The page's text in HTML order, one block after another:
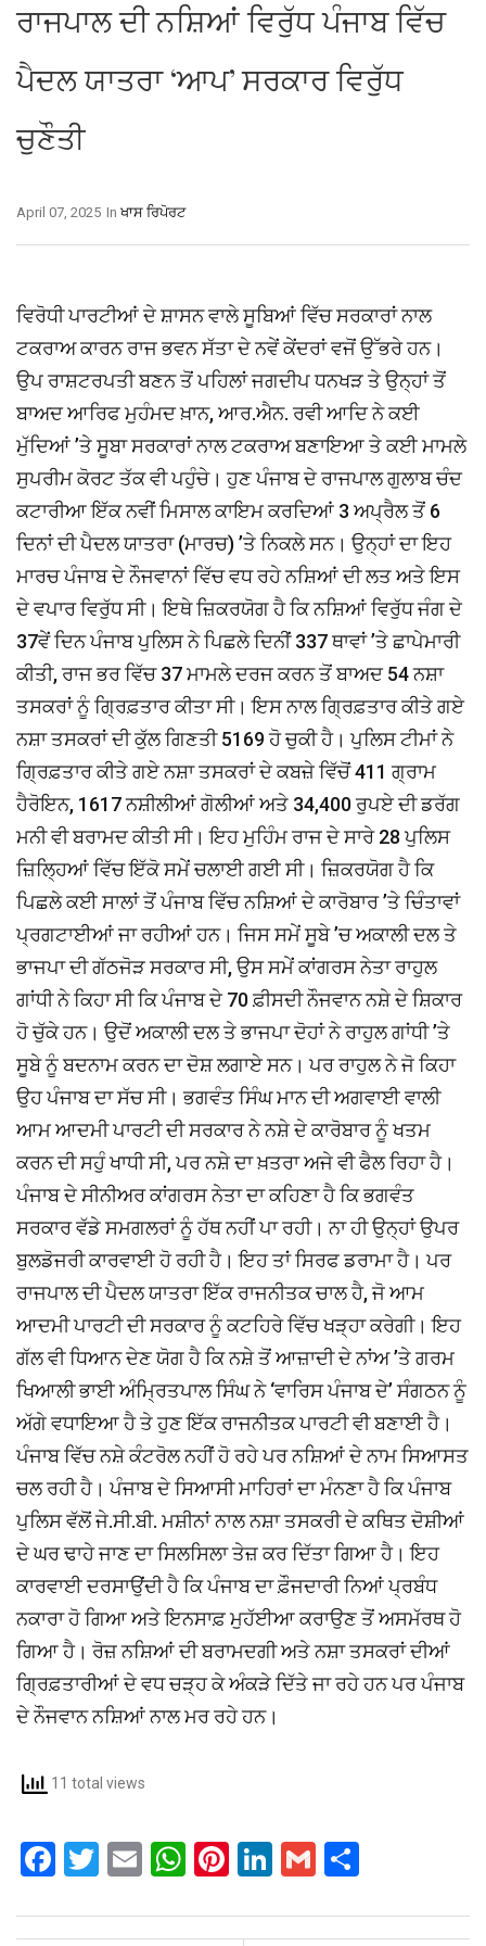
ਰਾਜਪਾਲ ਦੀ ਨਸ਼ਿਆਂ ਵਿਰੁੱਧ ਪੰਜਾਬ ਵਿੱਚ
ਪੈਦਲ ਯਾਤਰਾ ‘ਆਪ’ ਸਰਕਾਰ ਵਿਰੁੱਧ
ਚੁਣੌਤੀ
In ਖਾਸ ਰਿਪੋਰਟ
April 07, 2025
ਵਿਰੋਧੀ ਪਾਰਟੀਆਂ ਦੇ ਸ਼ਾਸਨ ਵਾਲੇ ਸੂਬਿਆਂ ਵਿੱਚ ਸਰਕਾਰਾਂ ਨਾਲ
ਟਕਰਾਅ ਕਾਰਨ ਰਾਜ ਭਵਨ ਸੱਤਾ ਦੇ ਨਵੇਂ ਕੇਂਦਰਾਂ ਵਜੋਂ ਉੱਭਰੇ ਹਨ।
ਉਪ ਰਾਸ਼ਟਰਪਤੀ ਬਣਨ ਤੋਂ ਪਹਿਲਾਂ ਜਗਦੀਪ ਧਨਖੜ ਤੇ ਉਨ੍ਹਾਂ ਤੋਂ
ਬਾਅਦ ਆਰਿਫ ਮੁਹੰਮਦ ਖ਼ਾਨ, ਆਰ.ਐਨ. ਰਵੀ ਆਦਿ ਨੇ ਕਈ
ਮੁੱਦਿਆਂ ’ਤੇ ਸੂਬਾ ਸਰਕਾਰਾਂ ਨਾਲ ਟਕਰਾਅ ਬਣਾਇਆ ਤੇ ਕਈ ਮਾਮਲੇ
ਸੁਪਰੀਮ ਕੋਰਟ ਤੱਕ ਵੀ ਪਹੁੰਚੇ। ਹੁਣ ਪੰਜਾਬ ਦੇ ਰਾਜਪਾਲ ਗੁਲਾਬ ਚੰਦ
ਕਟਾਰੀਆ ਇੱਕ ਨਵੀਂ ਮਿਸਾਲ ਕਾਇਮ ਕਰਦਿਆਂ 3 ਅਪ੍ਰੈਲ ਤੋਂ 6
ਦਿਨਾਂ ਦੀ ਪੈਦਲ ਯਾਤਰਾ (ਮਾਰਚ) ’ਤੇ ਨਿਕਲੇ ਸਨ। ਉਨ੍ਹਾਂ ਦਾ ਇਹ
ਮਾਰਚ ਪੰਜਾਬ ਦੇ ਨੌਜਵਾਨਾਂ ਵਿੱਚ ਵਧ ਰਹੇ ਨਸ਼ਿਆਂ ਦੀ ਲਤ ਅਤੇ ਇਸ
ਦੇ ਵਪਾਰ ਵਿਰੁੱਧ ਸੀ। ਇਥੇ ਜ਼ਿਕਰਯੋਗ ਹੈ ਕਿ ਨਸ਼ਿਆਂ ਵਿਰੁੱਧ ਜੰਗ ਦੇ
37ਵੇਂ ਦਿਨ ਪੰਜਾਬ ਪੁਲਿਸ ਨੇ ਪਿਛਲੇ ਦਿਨੀਂ 337 ਥਾਵਾਂ ’ਤੇ ਛਾਪੇਮਾਰੀ
ਕੀਤੀ, ਰਾਜ ਭਰ ਵਿੱਚ 37 ਮਾਮਲੇ ਦਰਜ ਕਰਨ ਤੋਂ ਬਾਅਦ 54 ਨਸ਼ਾ
ਤਸਕਰਾਂ ਨੂੰ ਗ੍ਰਿਫ਼ਤਾਰ ਕੀਤਾ ਸੀ। ਇਸ ਨਾਲ ਗ੍ਰਿਫ਼ਤਾਰ ਕੀਤੇ ਗਏ
ਨਸ਼ਾ ਤਸਕਰਾਂ ਦੀ ਕੁੱਲ ਗਿਣਤੀ 5169 ਹੋ ਚੁਕੀ ਹੈ। ਪੁਲਿਸ ਟੀਮਾਂ ਨੇ
ਗ੍ਰਿਫ਼ਤਾਰ ਕੀਤੇ ਗਏ ਨਸ਼ਾ ਤਸਕਰਾਂ ਦੇ ਕਬਜ਼ੇ ਵਿੱਚੋਂ 411 ਗ੍ਰਾਮ
ਹੈਰੋਇਨ, 1617 ਨਸ਼ੀਲੀਆਂ ਗੋਲੀਆਂ ਅਤੇ 34,400 ਰੁਪਏ ਦੀ ਡਰੱਗ
ਮਨੀ ਵੀ ਬਰਾਮਦ ਕੀਤੀ ਸੀ। ਇਹ ਮੁਹਿੰਮ ਰਾਜ ਦੇ ਸਾਰੇ 28 ਪੁਲਿਸ
ਜ਼ਿਲ੍ਹਿਆਂ ਵਿੱਚ ਇੱਕੋ ਸਮੇਂ ਚਲਾਈ ਗਈ ਸੀ। ਜ਼ਿਕਰਯੋਗ ਹੈ ਕਿ
ਪਿਛਲੇ ਕਈ ਸਾਲਾਂ ਤੋਂ ਪੰਜਾਬ ਵਿੱਚ ਨਸ਼ਿਆਂ ਦੇ ਕਾਰੋਬਾਰ ’ਤੇ ਚਿੰਤਾਵਾਂ
ਪ੍ਰਗਟਾਈਆਂ ਜਾ ਰਹੀਆਂ ਹਨ। ਜਿਸ ਸਮੇਂ ਸੂਬੇ ’ਚ ਅਕਾਲੀ ਦਲ ਤੇ
ਭਾਜਪਾ ਦੀ ਗੱਠਜੋੜ ਸਰਕਾਰ ਸੀ, ਉਸ ਸਮੇਂ ਕਾਂਗਰਸ ਨੇਤਾ ਰਾਹੁਲ
ਗਾਂਧੀ ਨੇ ਕਿਹਾ ਸੀ ਕਿ ਪੰਜਾਬ ਦੇ 70 ਫ਼ੀਸਦੀ ਨੌਜਵਾਨ ਨਸ਼ੇ ਦੇ ਸ਼ਿਕਾਰ
ਹੋ ਚੁੱਕੇ ਹਨ। ਉਦੋਂ ਅਕਾਲੀ ਦਲ ਤੇ ਭਾਜਪਾ ਦੋਹਾਂ ਨੇ ਰਾਹੁਲ ਗਾਂਧੀ ’ਤੇ
ਸੂਬੇ ਨੂੰ ਬਦਨਾਮ ਕਰਨ ਦਾ ਦੋਸ਼ ਲਗਾਏ ਸਨ। ਪਰ ਰਾਹੁਲ ਨੇ ਜੋ ਕਿਹਾ
ਉਹ ਪੰਜਾਬ ਦਾ ਸੱਚ ਸੀ। ਭਗਵੰਤ ਸਿੰਘ ਮਾਨ ਦੀ ਅਗਵਾਈ ਵਾਲੀ
ਆਮ ਆਦਮੀ ਪਾਰਟੀ ਦੀ ਸਰਕਾਰ ਨੇ ਨਸ਼ੇ ਦੇ ਕਾਰੋਬਾਰ ਨੂੰ ਖਤਮ
ਕਰਨ ਦੀ ਸਹੁੰ ਖਾਧੀ ਸੀ, ਪਰ ਨਸ਼ੇ ਦਾ ਖ਼ਤਰਾ ਅਜੇ ਵੀ ਫੈਲ ਰਿਹਾ ਹੈ।
ਪੰਜਾਬ ਦੇ ਸੀਨੀਅਰ ਕਾਂਗਰਸ ਨੇਤਾ ਦਾ ਕਹਿਣਾ ਹੈ ਕਿ ਭਗਵੰਤ
ਸਰਕਾਰ ਵੱਡੇ ਸਮਗਲਰਾਂ ਨੂੰ ਹੱਥ ਨਹੀਂ ਪਾ ਰਹੀ। ਨਾ ਹੀ ਉਨ੍ਹਾਂ ਉਪਰ
ਬੁਲਡੋਜਰੀ ਕਾਰਵਾਈ ਹੋ ਰਹੀ ਹੈ। ਇਹ ਤਾਂ ਸਿਰਫ ਡਰਾਮਾ ਹੈ। ਪਰ
ਰਾਜਪਾਲ ਦੀ ਪੈਦਲ ਯਾਤਰਾ ਇੱਕ ਰਾਜਨੀਤਕ ਚਾਲ ਹੈ, ਜੋ ਆਮ
ਆਦਮੀ ਪਾਰਟੀ ਦੀ ਸਰਕਾਰ ਨੂੰ ਕਟਹਿਰੇ ਵਿੱਚ ਖੜ੍ਹਾ ਕਰੇਗੀ। ਇਹ
ਗੱਲ ਵੀ ਧਿਆਨ ਦੇਣ ਯੋਗ ਹੈ ਕਿ ਨਸ਼ੇ ਤੋਂ ਆਜ਼ਾਦੀ ਦੇ ਨਾਂਅ ’ਤੇ ਗਰਮ
ਖਿਆਲੀ ਭਾਈ ਅੰਮ੍ਰਿਤਪਾਲ ਸਿੰਘ ਨੇ ‘ਵਾਰਿਸ ਪੰਜਾਬ ਦੇ’ ਸੰਗਠਨ ਨੂੰ
ਅੱਗੇ ਵਧਾਇਆ ਹੈ ਤੇ ਹੁਣ ਇੱਕ ਰਾਜਨੀਤਕ ਪਾਰਟੀ ਵੀ ਬਣਾਈ ਹੈ।
ਪੰਜਾਬ ਵਿੱਚ ਨਸ਼ੇ ਕੰਟਰੋਲ ਨਹੀਂ ਹੋ ਰਹੇ ਪਰ ਨਸ਼ਿਆਂ ਦੇ ਨਾਮ ਸਿਆਸਤ
ਚਲ ਰਹੀ ਹੈ। ਪੰਜਾਬ ਦੇ ਸਿਆਸੀ ਮਾਹਿਰਾਂ ਦਾ ਮੰਨਣਾ ਹੈ ਕਿ ਪੰਜਾਬ
ਪੁਲਿਸ ਵੱਲੋਂ ਜੇ.ਸੀ.ਬੀ. ਮਸ਼ੀਨਾਂ ਨਾਲ ਨਸ਼ਾ ਤਸਕਰੀ ਦੇ ਕਥਿਤ ਦੋਸ਼ੀਆਂ
ਦੇ ਘਰ ਢਾਹੇ ਜਾਣ ਦਾ ਸਿਲਸਿਲਾ ਤੇਜ਼ ਕਰ ਦਿੱਤਾ ਗਿਆ ਹੈ। ਇਹ
ਕਾਰਵਾਈ ਦਰਸਾਉਂਦੀ ਹੈ ਕਿ ਪੰਜਾਬ ਦਾ ਫ਼ੌਜਦਾਰੀ ਨਿਆਂ ਪ੍ਰਬੰਧ
ਨਕਾਰਾ ਹੋ ਗਿਆ ਅਤੇ ਇਨਸਾਫ਼ ਮੁਹੱਈਆ ਕਰਾਉਣ ਤੋਂ ਅਸਮੱਰਥ ਹੋ
ਗਿਆ ਹੈ। ਰੋਜ਼ ਨਸ਼ਿਆਂ ਦੀ ਬਰਾਮਦਗੀ ਅਤੇ ਨਸ਼ਾ ਤਸਕਰਾਂ ਦੀਆਂ
ਗ੍ਰਿਫ਼ਤਾਰੀਆਂ ਦੇ ਵਧ ਚੜ੍ਹ ਕੇ ਅੰਕੜੇ ਦਿੱਤੇ ਜਾ ਰਹੇ ਹਨ ਪਰ ਪੰਜਾਬ
ਦੇ ਨੌਜਵਾਨ ਨਸ਼ਿਆਂ ਨਾਲ ਮਰ ਰਹੇ ਹਨ।
11 total views
F
ce
T
tt
E
ail
W
at
Pi
er
Li
ke
G
ail ar